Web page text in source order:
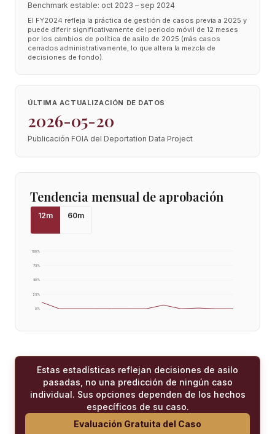
Benchmark estable: oct 2023 – sep 2024
El FY2024 refleja la práctica de gestión de casos previa a 2025 y
puede diferir significativamente del periodo móvil de 12 meses
por los cambios de política de asilo de 2025 (más casos
cerrados administrativamente, lo que altera la mezcla de
decisiones de fondo).
ÚLTIMA ACTUALIZACIÓN DE DATOS
2026-05-20
Publicación FOIA del Deportation Data Project
Tendencia mensual de aprobación
12m 60m
0%
25%
50%
75%
100%
Estas estadísticas reflejan decisiones de asilo
pasadas, no una predicción de ningún caso
individual. Sus opciones dependen de los hechos
específicos de su caso.
Evaluación Gratuita del Caso